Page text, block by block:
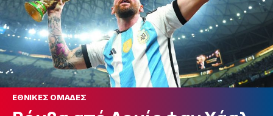
ΕΘΝΙΚΕΣ ΟΜΑΔΕΣ